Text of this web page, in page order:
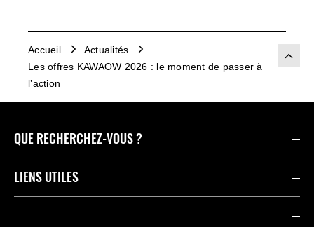
Accueil
Actualités
Les offres KAWAOW 2026 : le moment de passer à
l’action
QUE RECHERCHEZ-VOUS ?
Motos
LIENS UTILES
Press